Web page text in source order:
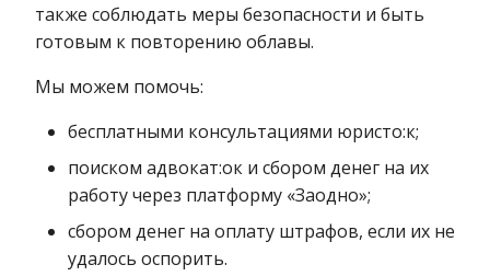
также соблюдать меры безопасности и быть
готовым к повторению облавы.
Мы можем помочь:
бесплатными консультациями юристо:к;
поиском адвокат:ок и сбором денег на их
работу через платформу «Заодно»;
сбором денег на оплату штрафов, если их не
удалось оспорить.